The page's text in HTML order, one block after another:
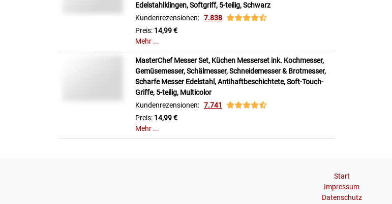
Edelstahlklingen, Softgriff, 5-teilig, Schwarz
Kundenrezensionen: 7.838
Preis: 14,99 €
Mehr ...
MasterChef Messer Set, Küchen Messerset ink. Kochmesser,
Gemüsemesser, Schälmesser, Schneidemesser & Brotmesser,
Scharfe Messer Edelstahl, Antihaftbeschichtete, Soft-Touch-
Griffe, 5-teilig, Multicolor
Kundenrezensionen: 7.741
Preis: 14,99 €
Mehr ...
Start
Impressum
Datenschutz